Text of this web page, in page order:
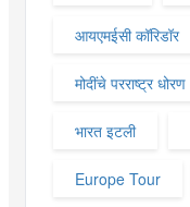
आयएमईसी कॉरिडॉर
मोदींचे परराष्ट्र धोरण
भारत इटली
Europe Tour